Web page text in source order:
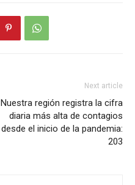
Next article
Nuestra región registra la cifra
diaria más alta de contagios
desde el inicio de la pandemia:
203